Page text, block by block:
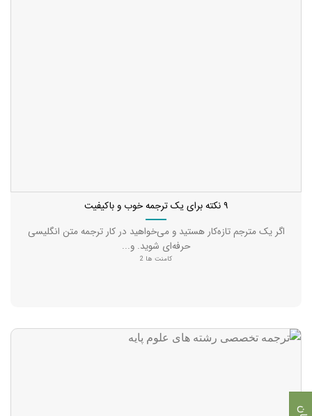
۹ نکته برای یک ترجمه خوب و باکیفیت
اگر یک مترجم تازه‌کار هستید و می‌خواهید در کار ترجمه متن انگلیسی
حرفه‌ای شوید. و...
کامنت ها 2